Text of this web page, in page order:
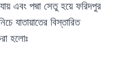
এবং পদ্মা সেতু হয়ে ফরিদপুর
যাতায়াতের বিস্তারিত
হলোঃ